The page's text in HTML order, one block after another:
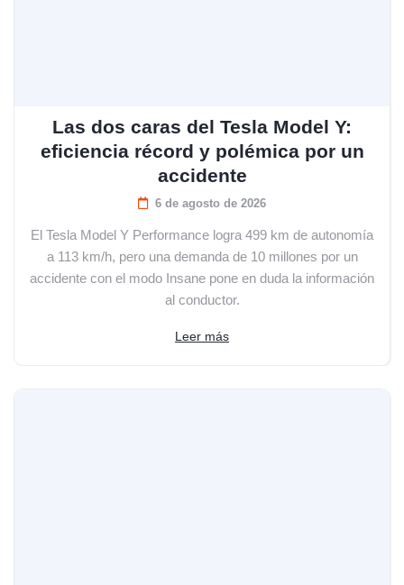
Las dos caras del Tesla Model Y:
eficiencia récord y polémica por un
accidente
6 de agosto de 2026
El Tesla Model Y Performance logra 499 km de autonomía
a 113 km/h, pero una demanda de 10 millones por un
accidente con el modo Insane pone en duda la información
al conductor.
Leer más